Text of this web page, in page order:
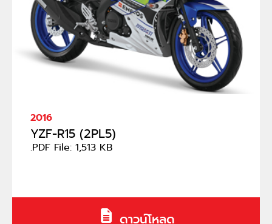
2016
YZF-R15 (2PL5)
.PDF File: 1,513 KB
ดาวน์โหลด